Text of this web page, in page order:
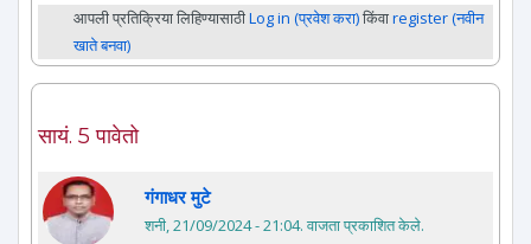
आपली प्रतिक्रिया लिहिण्यासाठीLog in (प्रवेश करा)किंवाregister (नवीन
खाते बनवा)
सायं. 5 पावेतो
गंगाधर मुटे
शनी, 21/09/2024 - 21:04. वाजता प्रकाशित केले.